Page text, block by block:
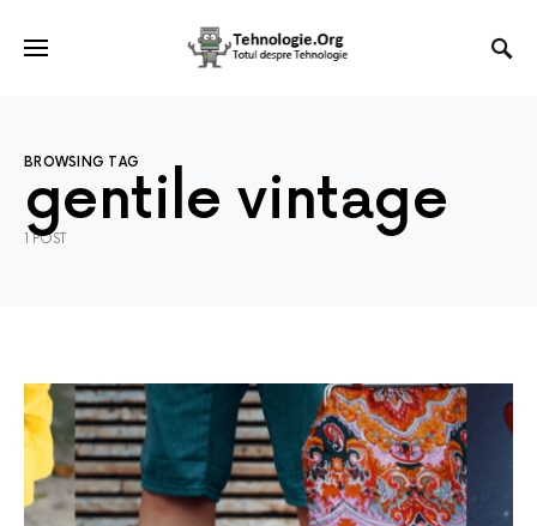
BROWSING TAG
gentile vintage
1 POST